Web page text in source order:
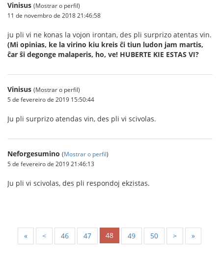
Vinisus (Mostrar o perfil)
11 de novembro de 2018 21:46:58
ju pli vi ne konas la vojon irontan, des pli surprizo atentas vin.
(Mi opinias, ke la virino kiu kreis ĉi tiun ludon jam martis,
ĉar ŝi degonge malaperis, ho, ve! HUBERTE KIE ESTAS VI?
Vinisus (Mostrar o perfil)
5 de fevereiro de 2019 15:50:44
Ju pli surprizo atendas vin, des pli vi scivolas.
Neforgesumino (Mostrar o perfil)
5 de fevereiro de 2019 21:46:13
Ju pli vi scivolas, des pli respondoj ekzistas.
« < 46 47 48 49 50 > »